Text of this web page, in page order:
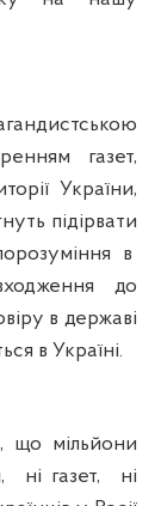
газет,
України,
підірвати
в
до
в державі
в Україні.
мільйони
ні газет, ні